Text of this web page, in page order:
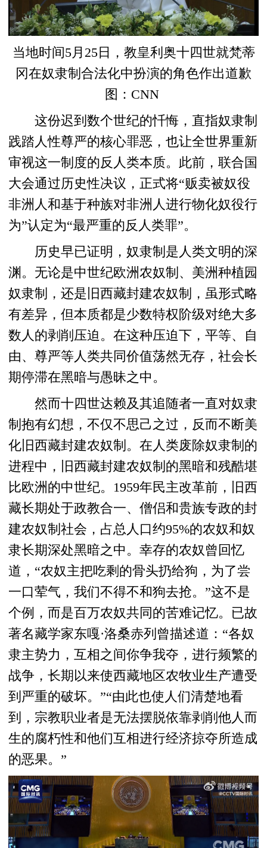
当地时间5月25日，教皇利奥十四世就梵蒂
冈在奴隶制合法化中扮演的角色作出道歉
图：CNN
这份迟到数个世纪的忏悔，直指奴隶制
践踏人性尊严的核心罪恶，也让全世界重新
审视这一制度的反人类本质。此前，联合国
大会通过历史性决议，正式将“贩卖被奴役
非洲人和基于种族对非洲人进行物化奴役行
为”认定为“最严重的反人类罪”。
历史早已证明，奴隶制是人类文明的深
渊。无论是中世纪欧洲农奴制、美洲种植园
奴隶制，还是旧西藏封建农奴制，虽形式略
有差异，但本质都是少数特权阶级对绝大多
数人的剥削压迫。在这种压迫下，平等、自
由、尊严等人类共同价值荡然无存，社会长
期停滞在黑暗与愚昧之中。
然而十四世达赖及其追随者一直对奴隶
制抱有幻想，不仅不思己之过，反而不断美
化旧西藏封建农奴制。在人类废除奴隶制的
进程中，旧西藏封建农奴制的黑暗和残酷堪
比欧洲的中世纪。1959年民主改革前，旧西
藏长期处于政教合一、僧侣和贵族专政的封
建农奴制社会，占总人口约95%的农奴和奴
隶长期深处黑暗之中。幸存的农奴曾回忆
道，“农奴主把吃剩的骨头扔给狗，为了尝
一口荤气，我们不得不和狗去抢。”这不是
个例，而是百万农奴共同的苦难记忆。已故
著名藏学家东嘎·洛桑赤列曾描述道：“各奴
隶主势力，互相之间你争我夺，进行频繁的
战争，长期以来使西藏地区农牧业生产遭受
到严重的破坏。”“由此也使人们清楚地看
到，宗教职业者是无法摆脱依靠剥削他人而
生的腐朽性和他们互相进行经济掠夺所造成
的恶果。”